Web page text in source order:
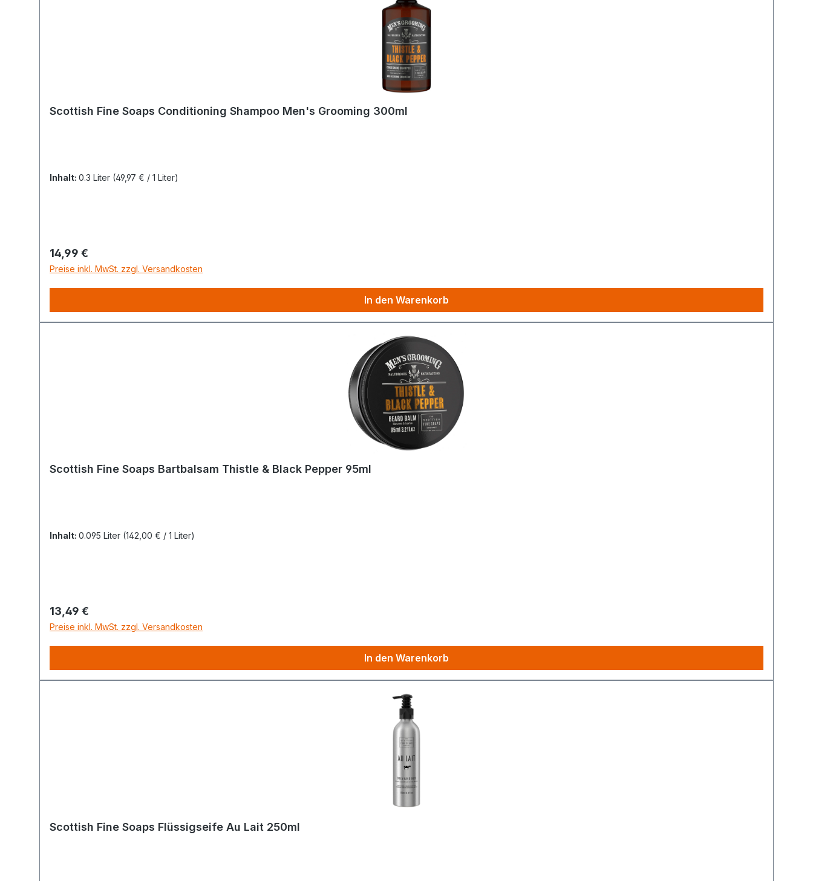
Scottish Fine Soaps Conditioning Shampoo Men's Grooming 300ml
Inhalt: 0.3 Liter (49,97 € / 1 Liter)
Regulärer Preis:
14,99 €
Preise inkl. MwSt. zzgl. Versandkosten
In den Warenkorb
Scottish Fine Soaps Bartbalsam Thistle & Black Pepper 95ml
Inhalt: 0.095 Liter (142,00 € / 1 Liter)
Regulärer Preis:
13,49 €
Preise inkl. MwSt. zzgl. Versandkosten
In den Warenkorb
Scottish Fine Soaps Flüssigseife Au Lait 250ml